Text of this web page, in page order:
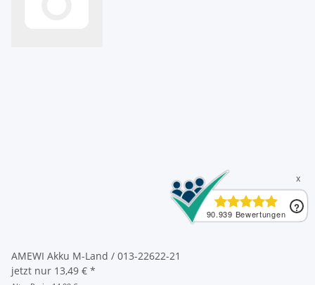
AMEWI Akku M-Land / 013-22622-21
jetzt nur 13,49 € *